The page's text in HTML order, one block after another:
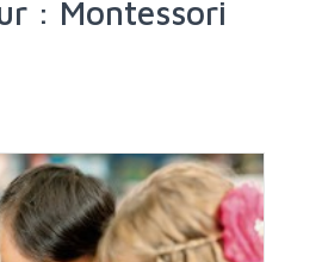
: Montessori